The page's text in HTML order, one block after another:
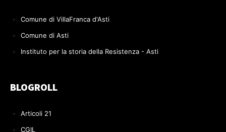
Comune di VillaFranca d'Asti
Comune di Asti
Instituto per la storia della Resistenza - Asti
BLOGROLL
Articoli 21
CGIL